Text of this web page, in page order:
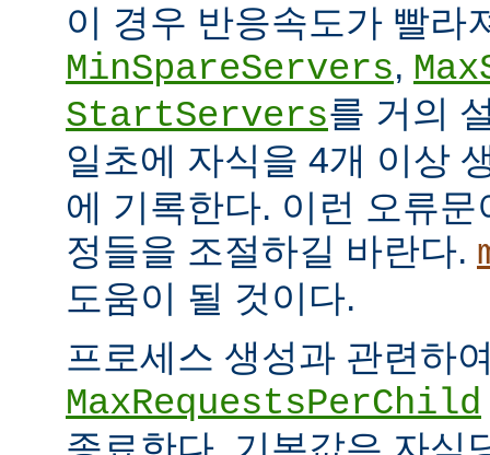
이 경우 반응속도가 빨라
MinSpareServers,
StartServers를 거의
일초에 자식을 4개 이상
에 기록한다. 이런 오류
정들을 조절하길 바란다.
도움이 될 것이다.
프로세스 생성과 관련하
MaxRequestsPerChild